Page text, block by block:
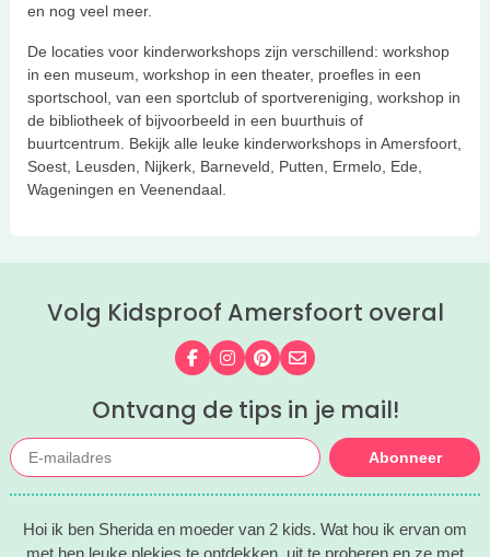
en nog veel meer.
De locaties voor kinderworkshops zijn verschillend: workshop
in een museum, workshop in een theater, proefles in een
sportschool, van een sportclub of sportvereniging, workshop in
de bibliotheek of bijvoorbeeld in een buurthuis of
buurtcentrum. Bekijk alle leuke kinderworkshops in Amersfoort,
Soest, Leusden, Nijkerk, Barneveld, Putten, Ermelo, Ede,
Wageningen en Veenendaal.
Volg Kidsproof Amersfoort overal
Volg ons op Facebook
Volg ons op Instagram
Volg ons op Pinterest
Mail ons
Ontvang de tips in je mail!
Abonneer
Hoi ik ben Sherida en moeder van 2 kids. Wat hou ik ervan om
met hen leuke plekjes te ontdekken, uit te proberen en ze met